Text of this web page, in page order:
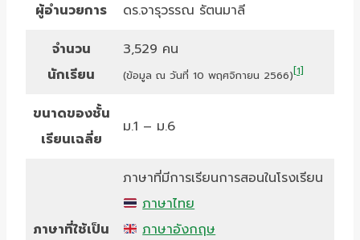
ผู้อำนวยการ
ดร.จารุวรรณ รัตนมาลี
จำนวน
นักเรียน
3,529 คน
(ข้อมูล ณ วันที่ 10 พฤศจิกายน 2566)[1]
ขนาดของชั้น
เรียนเฉลี่ย
ม.1 – ม.6
ภาษาที่ใช้เป็น
ภาษาที่มีการเรียนการสอนในโรงเรียน
ภาษาไทย
ภาษาอังกฤษ